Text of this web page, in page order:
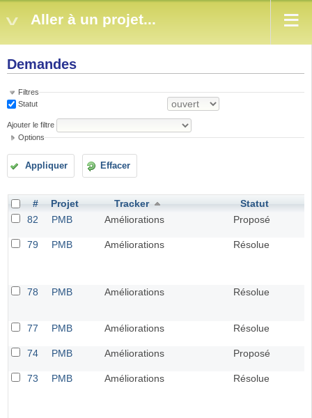
Aller à un projet...
Demandes
Filtres
Statut
Ajouter le filtre
Options
Appliquer Effacer
# Projet Tracker
Statut
82
PMB Améliorations Proposé
79 PMB Améliorations Résolue
78 PMB Améliorations Résolue
77 PMB Améliorations Résolue
74 PMB Améliorations Proposé
73 PMB Améliorations Résolue